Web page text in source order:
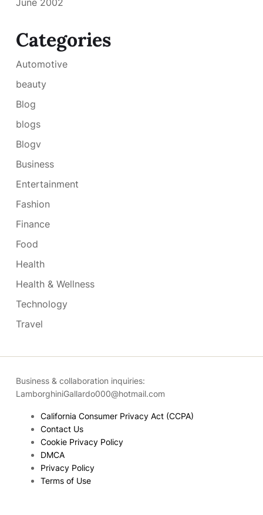
Categories
Automotive
beauty
Blog
blogs
Blogv
Business
Entertainment
Fashion
Finance
Food
Health
Health & Wellness
Technology
Travel
Business & collaboration inquiries:
LamborghiniGallardo000@hotmail.com
California Consumer Privacy Act (CCPA)
Contact Us
Cookie Privacy Policy
DMCA
Privacy Policy
Terms of Use